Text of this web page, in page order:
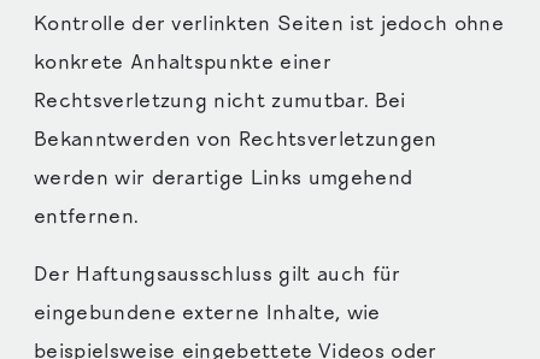
Kontrolle der verlinkten Seiten ist jedoch ohne
konkrete Anhaltspunkte einer
Rechtsverletzung nicht zumutbar. Bei
Bekanntwerden von Rechtsverletzungen
werden wir derartige Links umgehend
entfernen.
Der Haftungsausschluss gilt auch für
eingebundene externe Inhalte, wie
beispielsweise eingebettete Videos oder